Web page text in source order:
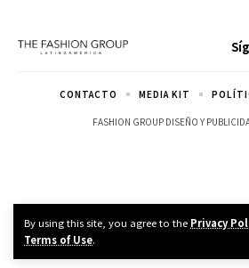
By using this site, you agree to the Privacy
Terms of Use.
FASHION GROUP DISEÑO Y
CONTACTO MEDIA KIT